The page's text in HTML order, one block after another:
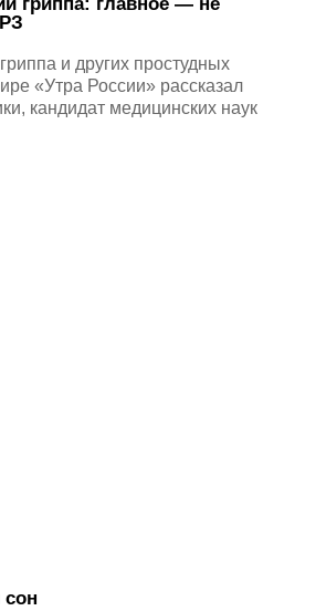
и других простудных
«Утра России» рассказал
кандидат медицинских наук
сон